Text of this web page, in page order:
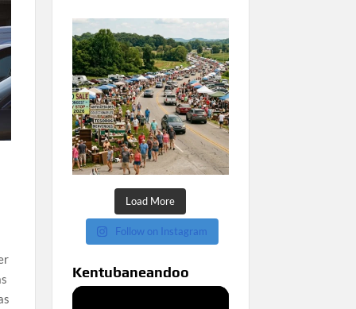
Load More
Follow on Instagram
Kentubaneandoo